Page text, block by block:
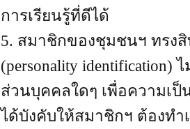
การเรียนรู้ที่ดีได้
5. สมาชิกของชุมชนฯ ทรง
(personality
ส่วนบุคคลใดๆ เพื่อความเ
ได้บังคับให้สมาชิกฯ ต้องท